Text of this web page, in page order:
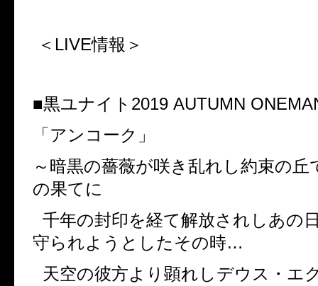
＜LIVE情報＞
■黒ユナイト 2019 AUTUMN
「アンコーク」
～暗黒の薔薇が咲き乱れし約束の丘
の果てに
千年の封印を経て解放されしあの
守られようとしたその時…
天空の彼方より顕れしデウス・エ